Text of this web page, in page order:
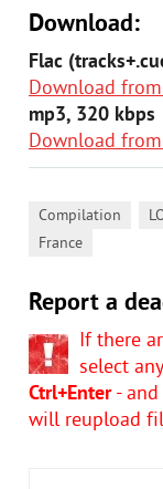
Download:
Flac
Download
mp3, 320 kbps
Download
Compilation
France
Report a
If there
select
Ctrl+Enter- and
will reupload